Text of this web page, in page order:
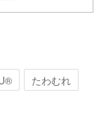
たわむれ